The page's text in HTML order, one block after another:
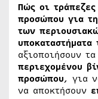
Πώς οι
προσώπου για
των
υποκαταστήματα
αξιοποιήσουν τα
περιεχομένου
προσώπου, για
να αποκτήσουν